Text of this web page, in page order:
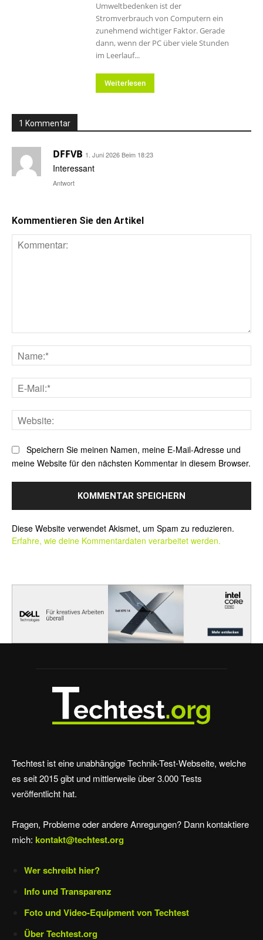
Umweltbedenken ist der
Stromverbrauch von Computern ein
zunehmend wichtiger Faktor. Gerade
dann, wenn der PC über viele Stunden
im Leerlauf...
Weiterlesen
1 Kommentar
DFFVB 1. Juni 2026 Beim 18:23
Interessant
Antwort
Kommentieren Sie den Artikel
Speichern Sie meinen Namen, meine E-Mail-Adresse und
meine Website für den nächsten Kommentar in diesem Browser.
Diese Website verwendet Akismet, um Spam zu reduzieren.
Erfahre, wie deine Kommentardaten verarbeitet werden.
Techtest ist eine unabhängige Technik-Test-Webseite, welche
es seit 2015 gibt und mittlerweile über 3.000 Tests
veröffentlicht hat.
Fragen, Probleme oder andere Anregungen? Dann kontaktiere
mich: kontakt@techtest.org
Wer schreibt hier?
Info und Transparenz
Foto und Video-Equipment von Techtest
Über Techtest.org